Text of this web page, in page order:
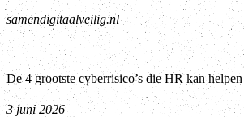
samendigitaalveilig.nl
De 4 grootste cyberrisico’s die HR kan
3 juni 2026